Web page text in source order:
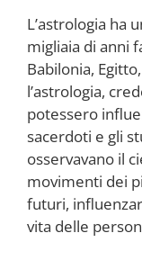
L’astrologia ha
migliaia di anni
Babilonia,
l’astrologia,
potessero
sacerdoti e gli
osservavano il
movimenti dei
futuri,
vita delle